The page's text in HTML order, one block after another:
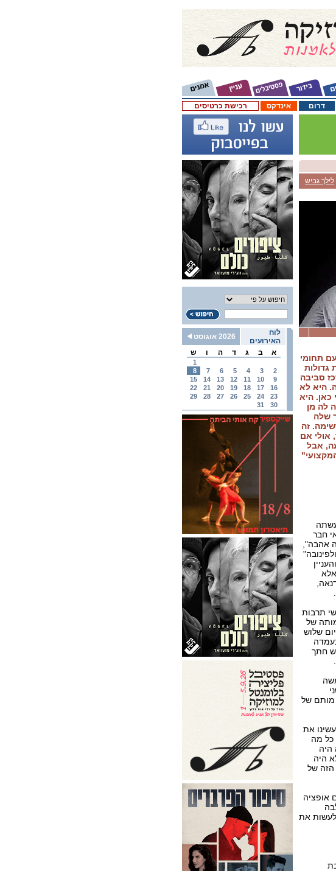
רכישת כרטיסים אינדקס דרום
לוח
האירועים
2026 אוגוסט
א
ב ג ד ה ו ש
1
2
3
4
5
6
7
8
9
10
11
12
13
14
15
16
17
18
19
20
21
22
23
24
25
26
27
28
29
30
31
לילך גביש
תחומי
גדולות
סביבה
היא לא
היא
לה מן
שלה
זה
אולי אם
אבל
חבר
אהבה",
תרבות
של
שלוש
שנעמדה
חתך
מותם של
את
כל מה
היה
היה
הזה של
אופציה
שם החלו לעשות את